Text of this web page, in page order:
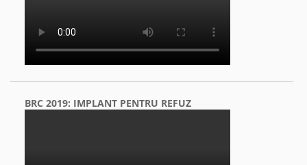
BRC 2019: IMPLANT PENTRU REFUZ